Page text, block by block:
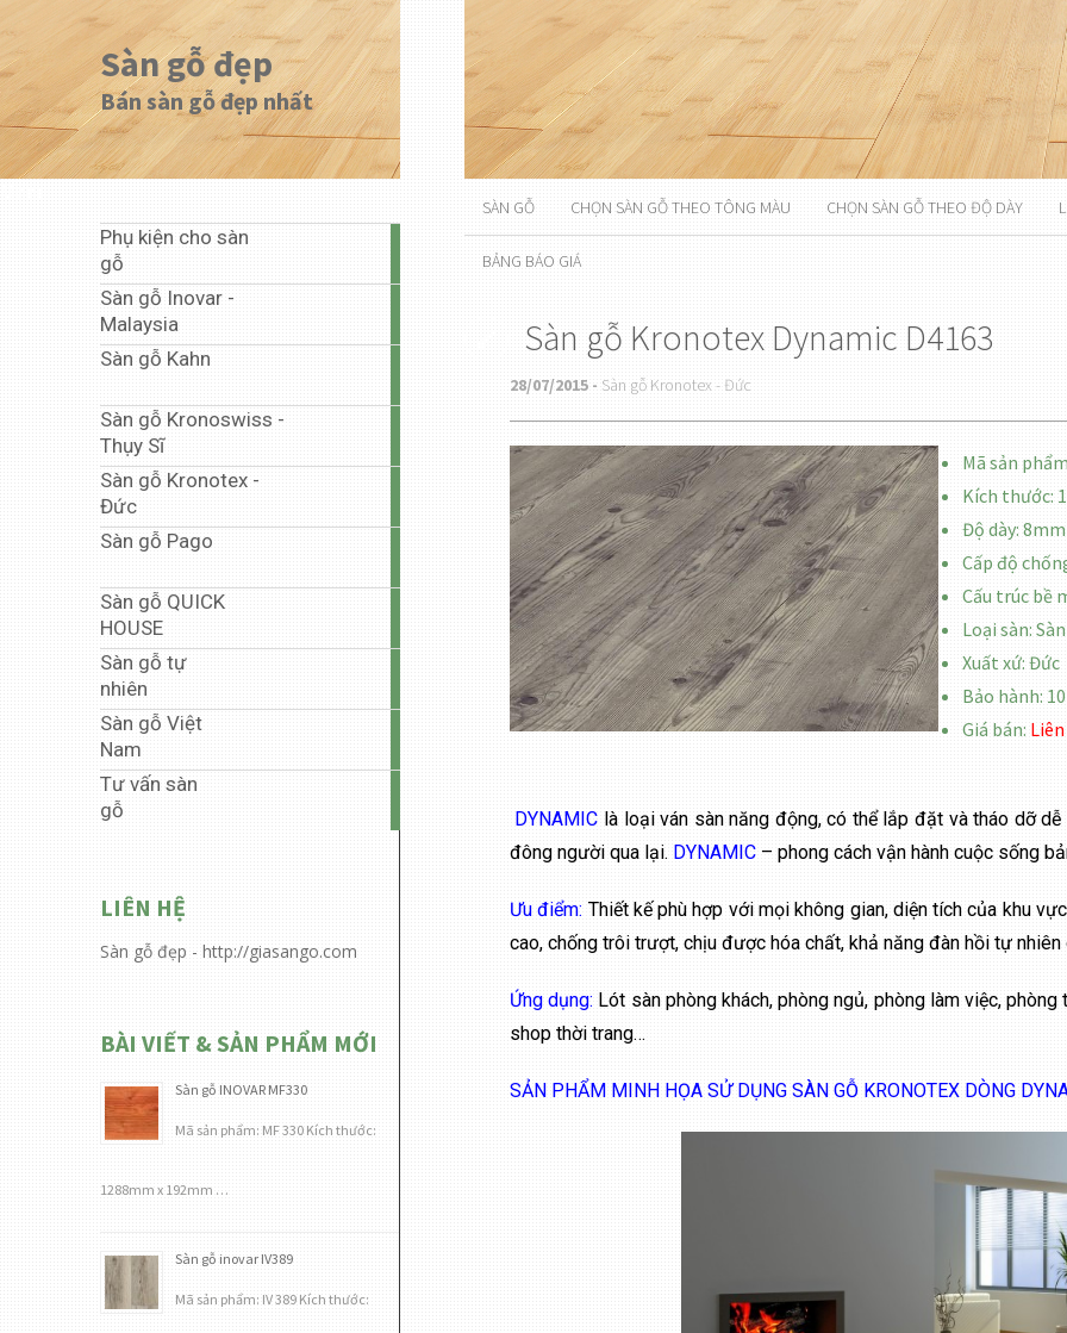
Sàn gỗ đẹp
Bán sàn gỗ đẹp nhất
Phụ kiện cho sàn
gỗ
Sàn gỗ Inovar -
Malaysia
Sàn gỗ Kahn
Sàn gỗ Kronoswiss -
Thụy Sĩ
Sàn gỗ Kronotex -
Đức
Sàn gỗ Pago
Sàn gỗ QUICK
HOUSE
Sàn gỗ tự
nhiên
Sàn gỗ Việt
Nam
Tư vấn sàn
gỗ
LIÊN HỆ
Sàn gỗ đẹp - http://giasango.com
BÀI VIẾT & SẢN PHẨM MỚI
Sàn gỗ INOVAR MF330
Mã sản phẩm: MF 330 Kích thước:
1288mm x 192mm …
Sàn gỗ inovar IV389
Mã sản phẩm: IV 389 Kích thước:
SÀN GỖ CHỌN SÀN GỖ THEO TÔNG MÀU CHỌN SÀN GỖ THEO ĐỘ DÀY
BẢNG BÁO GIÁ
Sàn gỗ Kronotex Dynamic D4163
28/07/2015 - Sàn gỗ Kronotex - Đức
Mã sản
Kích thước:
Độ dày: 8mm
Cấp độ
Cấu trúc bề
Loại sàn:
Xuất xứ: Đức
Bảo hành:
Giá bán:
DYNAMIC là loại ván sàn năng động, có thể lắp đặt và tháo dỡ
đông người qua lại. DYNAMIC– phong cách vận hành cuộc sống
Ưu điểm: Thiết kế phù hợp với mọi không gian, diện tích của khu
cao, chống trôi trượt, chịu được hóa chất, khả năng đàn hồi tự nhiên
Ứng dụng: Lót sàn phòng khách, phòng ngủ, phòng làm việc,
shop thời trang…
SẢN PHẨM MINH HỌA SỬ DỤNG SÀN GỖ KRONOTEX DÒNG